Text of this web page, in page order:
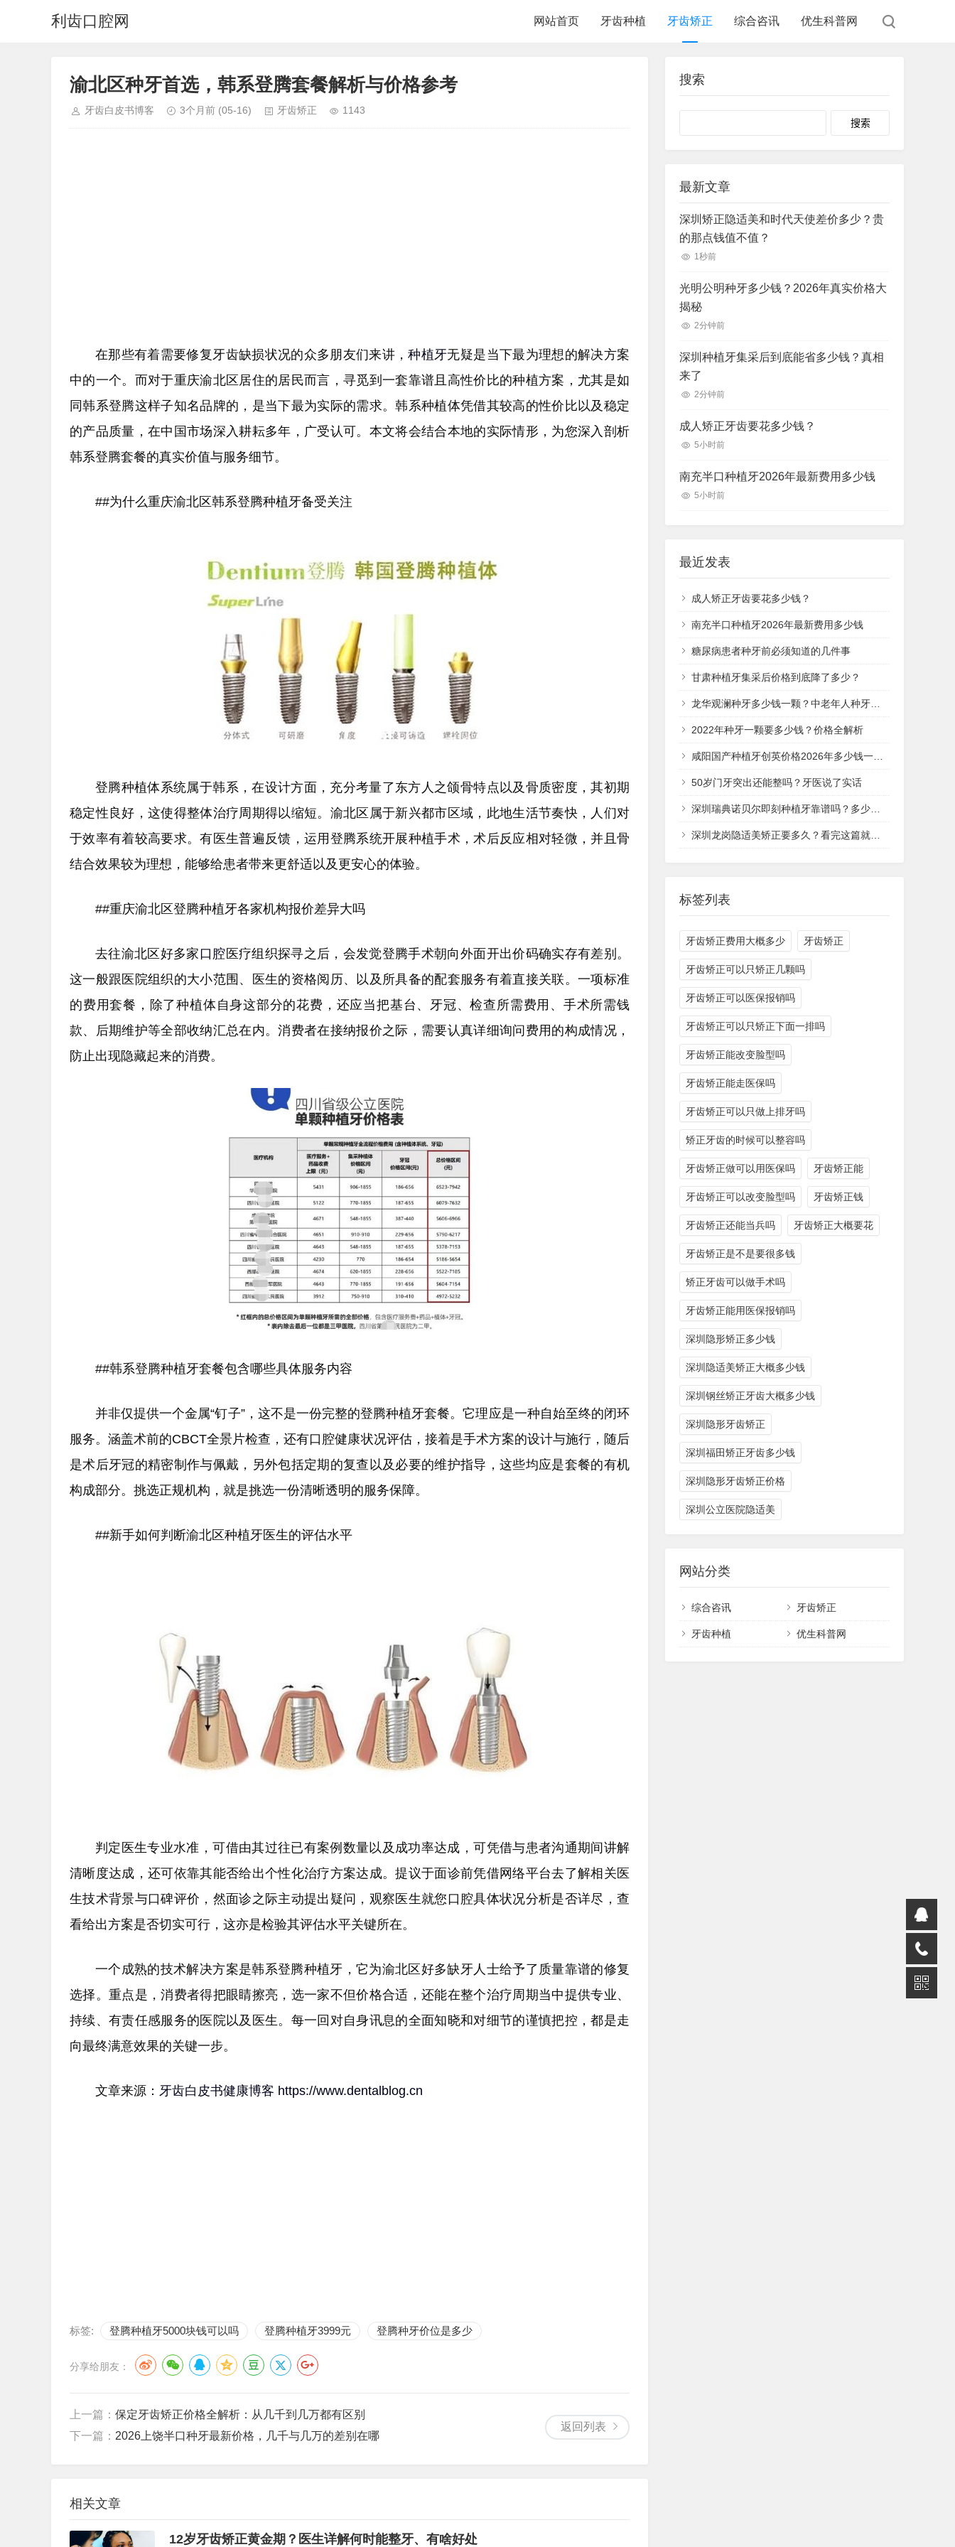
利齿口腔网 网站首页 牙齿种植 牙齿矫正 综合咨讯 优生科普网
渝北区种牙首选，韩系登腾套餐解析与价格参考
牙齿白皮书博客 3个月前 (05-16) 牙齿矫正 1143
在那些有着需要修复牙齿缺损状况的众多朋友们来讲，种植牙无疑是当下最为理想的解决方案
中的一个。而对于重庆渝北区居住的居民而言，寻觅到一套靠谱且高性价比的种植方案，尤其是如
同韩系登腾这样子知名品牌的，是当下最为实际的需求。韩系种植体凭借其较高的性价比以及稳定
的产品质量，在中国市场深入耕耘多年，广受认可。本文将会结合本地的实际情形，为您深入剖析
韩系登腾套餐的真实价值与服务细节。
##为什么重庆渝北区韩系登腾种植牙备受关注
登腾种植体系统属于韩系，在设计方面，充分考量了东方人之颌骨特点以及骨质密度，其初期
稳定性良好，这使得整体治疗周期得以缩短。渝北区属于新兴都市区域，此地生活节奏快，人们对
于效率有着较高要求。有医生普遍反馈，运用登腾系统开展种植手术，术后反应相对轻微，并且骨
结合效果较为理想，能够给患者带来更舒适以及更安心的体验。
##重庆渝北区登腾种植牙各家机构报价差异大吗
去往渝北区好多家 口腔 医疗组织探寻之后，会发觉登腾手术朝向外面开出价码确实存有差别。
这一般跟医院组织的大小范围、医生的资格阅历、以及所具备的配套服务有着直接关联。一项标准
的费用套餐，除了种植体自身这部分的花费，还应当把基台、牙冠、检查所需费用、手术所需钱
款、后期维护等全部收纳汇总在内。消费者在接纳报价之际，需要认真详细询问费用的构成情况，
防止出现隐藏起来的消费。
##韩系登腾种植牙套餐包含哪些具体服务内容
并非仅提供一个金属“钉子”，这不是一份完整的登腾种植牙套餐。它理应是一种自始至终的闭环
服务。涵盖术前的CBCT全景片检查，还有口腔健康状况评估，接着是手术方案的设计与施行，随后
是术后牙冠的精密制作与佩戴，另外包括定期的复查以及必要的维护指导，这些均应是套餐的有机
构成部分。挑选正规机构，就是挑选一份清晰透明的服务保障。
##新手如何判断渝北区种植牙医生的评估水平
判定医生专业水准，可借由其过往已有案例数量以及成功率达成，可凭借与患者沟通期间讲解
清晰度达成，还可依靠其能否给出个性化治疗方案达成。提议于面诊前凭借网络平台去了解相关医
生技术背景与口碑评价，然面诊之际主动提出疑问，观察医生就您口腔具体状况分析是否详尽，查
看给出方案是否切实可行，这亦是检验其评估水平关键所在。
一个成熟的技术解决方案是韩系登腾种植牙，它为渝北区好多缺牙人士给予了质量靠谱的修复
选择。重点是，消费者得把眼睛擦亮，选一家不但价格合适，还能在整个治疗周期当中提供专业、
持续、有责任感服务的医院以及医生。每一回对自身讯息的全面知晓和对细节的谨慎把控，都是走
向最终满意效果的关键一步。
文章来源： 牙齿白皮书健康博客 https://www.dentalblog.cn
标签: 登腾种植牙5000块钱可以吗 登腾种植牙3999元 登腾种牙价位是多少
分享给朋友：
返回列表
上一篇： 保定牙齿矫正价格全解析：从几千到几万都有区别
下一篇： 2026上饶半口种牙最新价格，几千与几万的差别在哪
相关文章
12岁牙齿矫正黄金期？医生详解何时能整牙、有啥好处
搜索
Search
最新文章
深圳矫正隐适美和时代天使差价多少？贵
的那点钱值不值？
1秒前
光明公明种牙多少钱？2026年真实价格大
揭秘
2分钟前
深圳种植牙集采后到底能省多少钱？真相
来了
2分钟前
成人矫正牙齿要花多少钱？
5小时前
南充半口种植牙2026年最新费用多少钱
5小时前
最近发表
成人矫正牙齿要花多少钱？
南充半口种植牙2026年最新费用多少钱
糖尿病患者种牙前必须知道的几件事
甘肃种植牙集采后价格到底降了多少？
龙华观澜种牙多少钱一颗？中老年人种牙价格全解析
2022年种牙一颗要多少钱？价格全解析
咸阳国产种植牙创英价格2026年多少钱一颗？
50岁门牙突出还能整吗？牙医说了实话
深圳瑞典诺贝尔即刻种植牙靠谱吗？多少钱一次？
深圳龙岗隐适美矫正要多久？看完这篇就清楚了
标签列表
牙齿矫正费用大概多少 牙齿矫正
牙齿矫正可以只矫正几颗吗
牙齿矫正可以医保报销吗
牙齿矫正可以只矫正下面一排吗
牙齿矫正能改变脸型吗
牙齿矫正能走医保吗
牙齿矫正可以只做上排牙吗
矫正牙齿的时候可以整容吗
牙齿矫正做可以用医保吗 牙齿矫正能
牙齿矫正可以改变脸型吗 牙齿矫正钱
牙齿矫正还能当兵吗 牙齿矫正大概要花
牙齿矫正是不是要很多钱
矫正牙齿可以做手术吗
牙齿矫正能用医保报销吗
深圳隐形矫正多少钱
深圳隐适美矫正大概多少钱
深圳钢丝矫正牙齿大概多少钱
深圳隐形牙齿矫正
深圳福田矫正牙齿多少钱
深圳隐形牙齿矫正价格
深圳公立医院隐适美
网站分类
综合咨讯 牙齿矫正
牙齿种植 优生科普网